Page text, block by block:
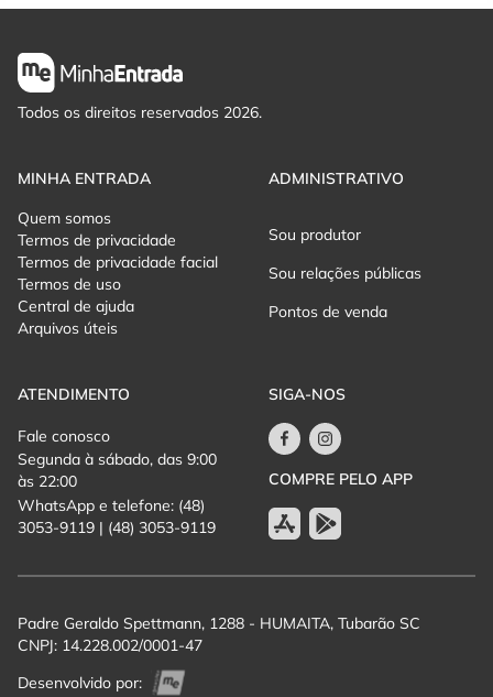
Após se estabelecer em São Paulo, passou a frequentar
shows.
Estas apresentações foram tomando corpo, ganhando mais
público e tornaram-se mais constantes.
Uma delas foi quando,em 2018,lançou em seu solo "O Melhor
transformava o palco em um verdadeiro talk show no meio da
performance. No começo, o humorista começou com convidados
"pescados"aleatoriamente na platéia, mas o sucesso foi tão
grande, que ele começou a convidar alguns entrevistados
famosos. Participações de: Mariana Xavier, Munhoz (da dupla
Munhoz & Mariano),Bruno Motta, Felipe Titto, Gabriel Medina,
A repercussão foi tamanha, que o capixaba decidiu seguir com o
quadro no seu novo show "Alguém me Explica o
Mundo",espetáculo lançado em 2019, que também está
disponível em seu canal do Youtube.
Em 2023, Renato Albani lançou o show Assim Caminha a
Humanidade".
espectadores.
Todos os direitos reservados 2026.
MINHA ENTRADA
Quem somos
Termos de privacidade
Termos de privacidade facial
Termos de uso
Central de ajuda
Arquivos úteis
ADMINISTRATIVO
Sou produtor
Sou relações públicas
Pontos de venda
ATENDIMENTO
Fale conosco
Segunda à sábado, das 9:00
às 22:00
WhatsApp e telefone: (48)
3053-9119 | (48) 3053-9119
SIGA-NOS
COMPRE PELO APP
Desenvolvido por:
Padre Geraldo Spettmann, 1288 - HUMAITA, Tubarão SC
CNPJ: 14.228.002/0001-47